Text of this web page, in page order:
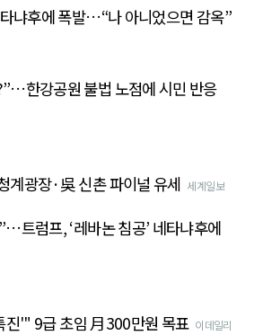
냐후에 폭발…“나 아니었으면 감옥”
한강공원 불법 노점에 시민 반응
계광장·吳 신촌 파이널 유세 세계일보
트럼프, ‘레바논 침공’ 네타냐후에
진'" 9급 초임 月300만원 목표 이데일리